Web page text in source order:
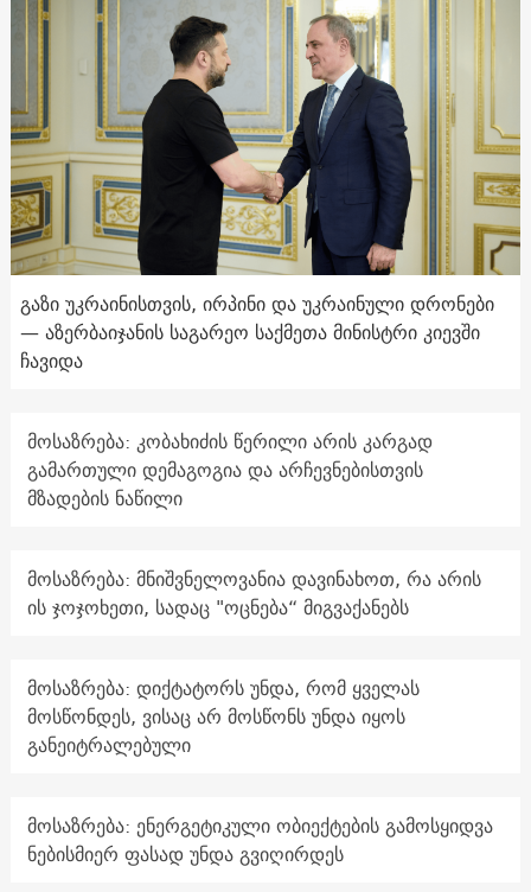
გაზი უკრაინისთვის, ირპინი და უკრაინული დრონები
— აზერბაიჯანის საგარეო საქმეთა მინისტრი კიევში
ჩავიდა
მოსაზრება: კობახიძის წერილი არის კარგად
გამართული დემაგოგია და არჩევნებისთვის
მზადების ნაწილი
მოსაზრება: მნიშვნელოვანია დავინახოთ, რა არის
ის ჯოჯოხეთი, სადაც "ოცნება“ მიგვაქანებს
მოსაზრება: დიქტატორს უნდა, რომ ყველას
მოსწონდეს, ვისაც არ მოსწონს უნდა იყოს
განეიტრალებული
მოსაზრება: ენერგეტიკული ობიექტების გამოსყიდვა
ნებისმიერ ფასად უნდა გვიღირდეს